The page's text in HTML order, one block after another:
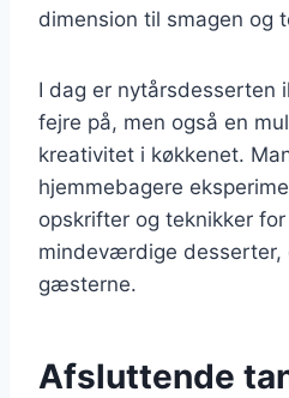
dimension til smagen og
I dag er nytårsdesserten
fejre på, men også en
kreativitet i køkkenet.
hjemmebagere
opskrifter og teknikker
mindeværdige desserter,
gæsterne.
Afsluttende